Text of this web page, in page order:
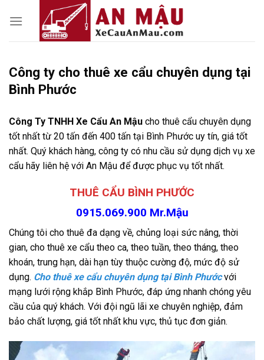
Công ty cho thuê xe cẩu chuyên dụng tại
Bình Phước
Công Ty TNHH Xe Cẩu An Mậu cho thuê cẩu chuyên dụng
tốt nhất từ 20 tấn đến 400 tấn tại Bình Phước uy tín, giá tốt
nhất. Quý khách hàng, công ty có nhu cầu sử dụng dịch vụ xe
cẩu hãy liên hệ với An Mậu để được phục vụ tốt nhất.
THUÊ CẨU BÌNH PHƯỚC
0915.069.900 Mr.Mậu
Chúng tôi cho thuê đa dạng về, chủng loại sức nâng, thời
gian, cho thuê xe cẩu theo ca, theo tuần, theo tháng, theo
khoán, trung hạn, dài hạn tùy thuộc cường độ, mức độ sử
dụng. Cho thuê xe cẩu chuyên dụng tại Bình Phướcvới
mạng lưới rộng khắp Bình Phước, đáp ứng nhanh chóng yêu
cầu của quý khách. Với đội ngũ lãi xe chuyên nghiệp, đảm
bảo chất lượng, giá tốt nhất khu vực, thủ tục đơn giản.